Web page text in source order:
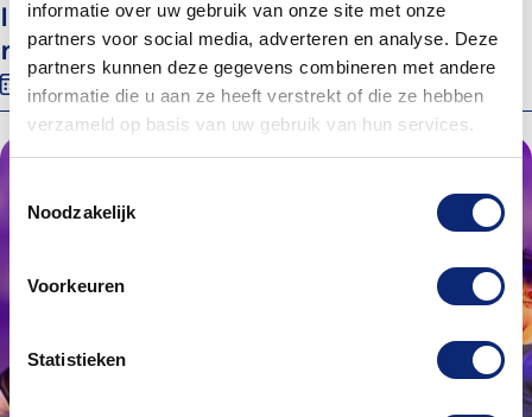
informatie over uw gebruik van onze site met onze
partners voor social media, adverteren en analyse. Deze
partners kunnen deze gegevens combineren met andere
informatie die u aan ze heeft verstrekt of die ze hebben
verzameld op basis van uw gebruik van hun services.
Noodzakelijk
Voorkeuren
Statistieken
Inloop Kunst & Cultuur Dordrecht: Dans
mee
24 november 2026 09:30 Energiehuis, Ruimte 207